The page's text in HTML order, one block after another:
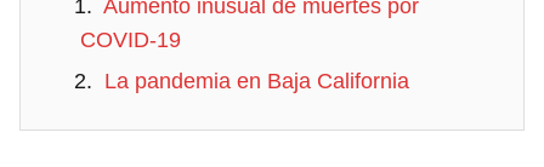
Aumento inusual de muertes por
COVID-19
La pandemia en Baja California